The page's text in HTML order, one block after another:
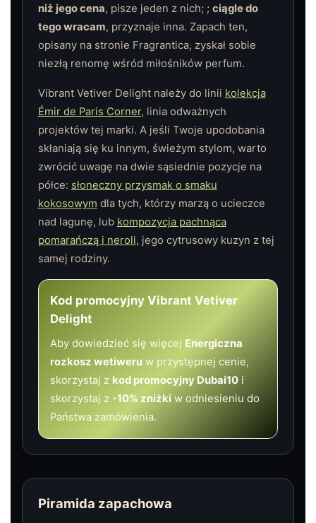
niż jego cena, pisze jeden z nich; ; ciągle do
tego wracam, przyznaje inna. Zapach ten,
opisany na stronie Fragrantica, zyskał sobie
niezłą renomę wśród miłośników perfum.
Vibrant Vetiver Delight należy do linii kolekcja
Émir de Paris Corner, linia odważnych
projektów tej marki. A jeśli Twoje upodobania
skłaniają się ku innym, świeżym stylom, warto
zwrócić uwagę na dwie sąsiednie pozycje na
półce: słoneczny przysmak o smaku
kokosowym dla tych, którzy marzą o ucieczce
nad lagunę, lub kompozycja pachnąca
pomarańczą i neroli, jego cytrusowy kuzyn z tej
samej rodziny.
Kod promocyjny Vibrant Vetiver
Delight
Aby dowiedzieć się więcej Energiczna
rozkosz wetiweruw przystępnej cenie,
skorzystaj z kod promocyjny Dubai10i
skorzystaj z -10% zniżki w odniesieniu do
Państwa zamówienia.
Piramida zapachowa